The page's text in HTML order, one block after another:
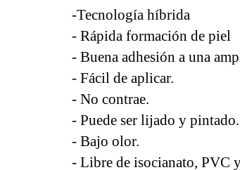
-Tecnología híbrida
- Rápida formación de piel
- Buena adhesión a una
- Fácil de aplicar.
- No contrae.
- Puede ser lijado y pintado.
- Bajo olor.
- Libre de isocianato, PVC